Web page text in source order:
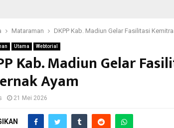
Mataraman DKPP Kab. Madiun Gelar Fasilitasi
Utama Webtorial
Kab. Madiun Gelar
Ayam
21 Mei 2026